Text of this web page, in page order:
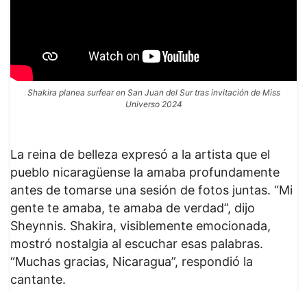
Shakira planea surfear en San Juan del Sur tras invitación de Miss
Universo 2024
La reina de belleza expresó a la artista que el
pueblo nicaragüense la amaba profundamente
antes de tomarse una sesión de fotos juntas. “Mi
gente te amaba, te amaba de verdad”, dijo
Sheynnis. Shakira, visiblemente emocionada,
mostró nostalgia al escuchar esas palabras.
“Muchas gracias, Nicaragua”, respondió la
cantante.